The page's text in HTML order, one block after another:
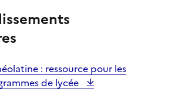
: ressource pour les
de lycée